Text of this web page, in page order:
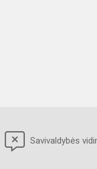
Savivaldybės